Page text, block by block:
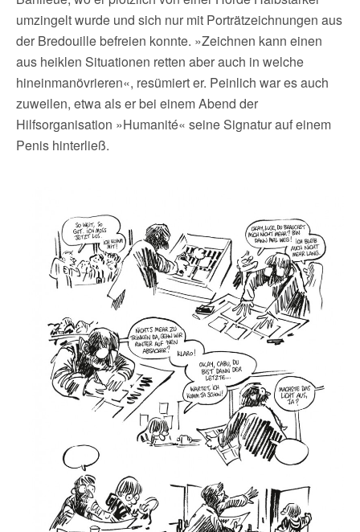
umzingelt wurde und sich nur mit Porträtzeichnungen aus
der Bredouille befreien konnte. »Zeichnen kann einen
aus heiklen Situationen retten aber auch in welche
hineinmanövrieren«, resümiert er. Peinlich war es auch
zuweilen, etwa als er bei einem Abend der
Hilfsorganisation »Humanité« seine Signatur auf einem
Penis hinterließ.